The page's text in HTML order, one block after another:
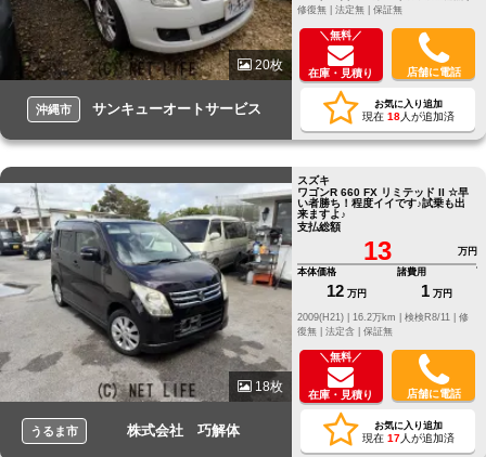
20枚
沖縄市 サンキューオートサービス
修復無 | 法定無 | 保証無
＼無料／
在庫・見積り 店舗に電話
お気に入り追加
現在 18人が追加済
18枚
うるま市 株式会社 巧解体
スズキ
ワゴンR 660 FX リミテッド II ☆早
い者勝ち！程度イイです♪試乗も出
来ますよ♪
支払総額
13
万円
本体価格
12 万円
諸費用
1 万円
修
復無 | 法定含 | 保証無
＼無料／
在庫・見積り 店舗に電話
お気に入り追加
現在 17人が追加済